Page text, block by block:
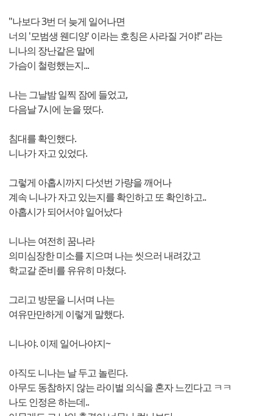
"나보다 3번 더 늦게 일어나면
너의 '모범생 웬디양' 이라는 호칭은 사라질 거야!" 라는
니나의 장난같은 말에
가슴이 철렁했는지...
나는 그날밤 일찍 잠에 들었고,
다음날 7시에 눈을 떴다.
침대를 확인했다.
니나가 자고 있었다.
그렇게 아홉시까지 다섯번 가량을 깨어나
계속 니나가 자고 있는지를 확인하고 또 확인하고..
아홉시가 되어서야 일어났다
니나는 여전히 꿈나라
의미심장한 미소를 지으며 나는 씻으러 내려갔고
학교갈 준비를 유유히 마쳤다.
그리고 방문을 니서며 나는
여유만만하게 이렇게 말했다.
니나야. 이제 일어나야지~
아직도 니나는 날 두고 놀린다.
아무도 동참하지 않는 라이벌 의식을 혼자 느낀다고 ㅋㅋ
나도 인정은 하는데..